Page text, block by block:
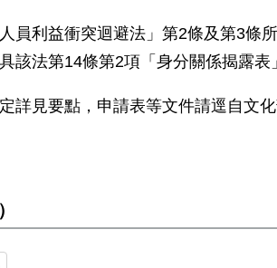
員利益衝突迴避法」第2條及第3條
該法第14條第2項「身分關係揭露
詳見要點，申請表等文件請逕自文